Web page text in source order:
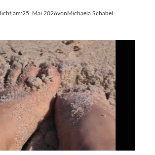
am:25. Mai 2026vonMichaela Schabel